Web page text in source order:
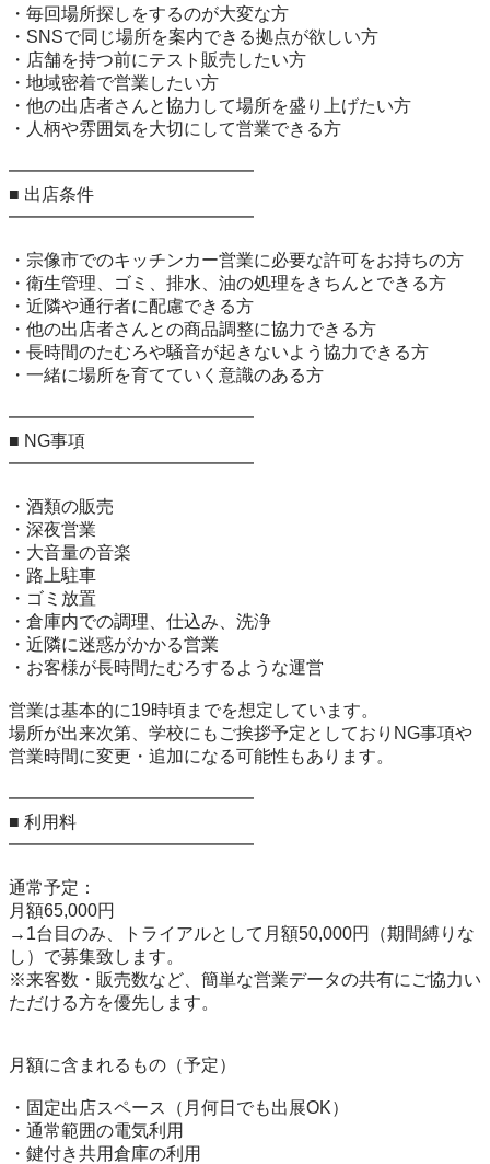
・毎回場所探しをするのが大変な方
・SNSで同じ場所を案内できる拠点が欲しい方
・店舗を持つ前にテスト販売したい方
・地域密着で営業したい方
・他の出店者さんと協力して場所を盛り上げたい方
・人柄や雰囲気を大切にして営業できる方
━━━━━━━━━━━━━━
■ 出店条件
━━━━━━━━━━━━━━
・宗像市でのキッチンカー営業に必要な許可をお持ちの方
・衛生管理、ゴミ、排水、油の処理をきちんとできる方
・近隣や通行者に配慮できる方
・他の出店者さんとの商品調整に協力できる方
・長時間のたむろや騒音が起きないよう協力できる方
・一緒に場所を育てていく意識のある方
━━━━━━━━━━━━━━
■ NG事項
━━━━━━━━━━━━━━
・酒類の販売
・深夜営業
・大音量の音楽
・路上駐車
・ゴミ放置
・倉庫内での調理、仕込み、洗浄
・近隣に迷惑がかかる営業
・お客様が長時間たむろするような運営
営業は基本的に19時頃までを想定しています。
場所が出来次第、学校にもご挨拶予定としておりNG事項や
営業時間に変更・追加になる可能性もあります。
━━━━━━━━━━━━━━
■ 利用料
━━━━━━━━━━━━━━
通常予定：
月額65,000円
→1台目のみ、トライアルとして月額50,000円（期間縛りな
し）で募集致します。
※来客数・販売数など、簡単な営業データの共有にご協力い
ただける方を優先します。
月額に含まれるもの（予定）
・固定出店スペース（月何日でも出展OK）
・通常範囲の電気利用
・鍵付き共用倉庫の利用